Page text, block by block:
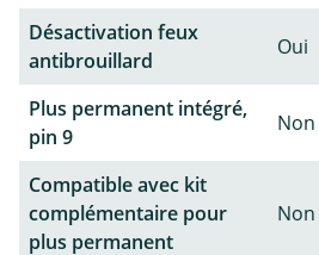
Désactivation feux
antibrouillard
Oui
Plus permanent intégré,
pin 9
Non
Compatible avec kit
complémentaire pour
plus permanent
Non